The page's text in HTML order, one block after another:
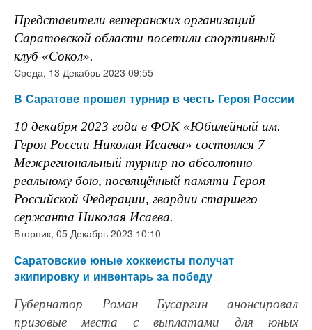
Представители ветеранских организаций
Саратовской области посетили спортивный
клуб «Сокол».
Среда, 13 Декабрь 2023 09:55
В Саратове прошел турнир в честь Героя России
10 декабря 2023 года в ФОК «Юбилейный им.
Героя России Николая Исаева» состоялся 7
Межрегиональный турнир по абсолютно
реальному бою, посвящённый памяти Героя
Российской Федерации, гвардии старшего
сержанта Николая Исаева.
Вторник, 05 Декабрь 2023 10:10
Саратовские юные хоккеисты получат
экипировку и инвентарь за победу
Губернатор Роман Бусаргин анонсировал
призовые места с выплатами для юных